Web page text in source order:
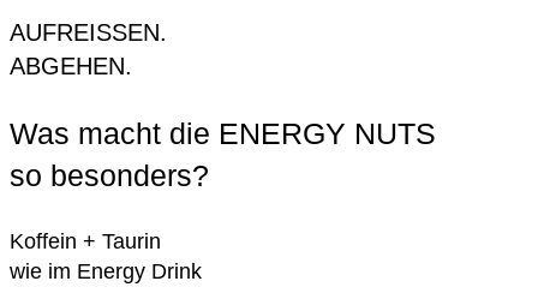
AUFREISSEN.
ABGEHEN.
Was macht die ENERGY NUTS
so besonders?
Koffein + Taurin
wie im Energy Drink